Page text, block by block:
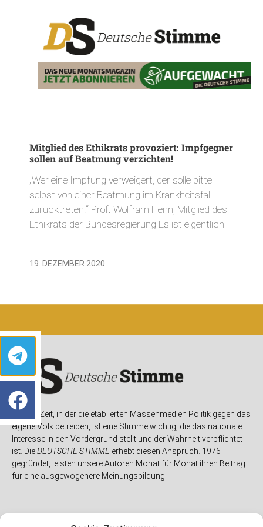
Mitglied des Ethikrats provoziert: Impfgegner
sollen auf Beatmung verzichten!
„Wer eine Impfung verweigert, der solle bitte
selbst von einer Beatmung im Krankheitsfall
zurücktreten!“ Prof. Wolfram Henn, Mitglied des
Ethikrats der Bundesregierung Es ist eigentlich
19. DEZEMBER 2020
In einer Zeit, in der die etablierten Massenmedien Politik gegen das
eigene Volk betreiben, ist eine Stimme wichtig, die das nationale
Interesse in den Vordergrund stellt und der Wahrheit verpflichtet
ist. DieDEUTSCHE STIMMEerhebt diesen Anspruch. 1976
gegründet, leisten unsere Autoren Monat für Monat ihren Beitrag
für eine ausgewogenere Meinungsbildung.